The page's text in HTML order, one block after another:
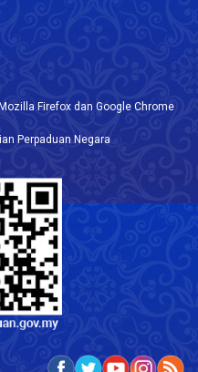
Firefox dan Google Chrome
Perpaduan Negara